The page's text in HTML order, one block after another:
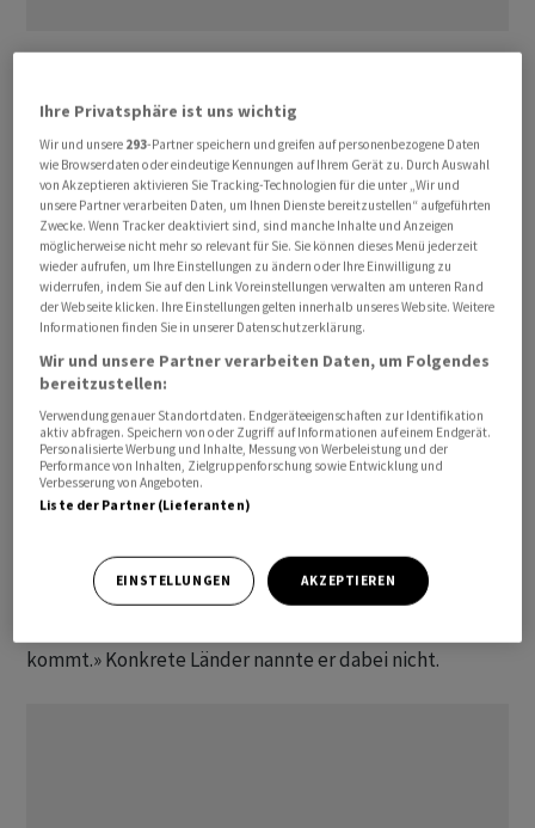
keine Ankündigung für Sie», fuhr Rubio fort.
Der US-Aussenminister verwies darauf, dass ein
internationales Bündnis unter der Führung Frankreichs
und Grossbritanniens bereits eine mögliche
Marinemission nach einem Ende der Kampfhandlungen
vorbereitet. Zugleich betonter er: «Aber wir brauchen
einen Plan B für den Fall, dass jemand schiesst - wie
öffnet man dann die Meerenge wieder?» Er wisse nicht,
ob das unbedingt eine Nato-Mission sein müsse, «aber
es wären sicherlich Nato-Länder, die dazu beitragen
können».
Rubio hob dabei hervor, dass die USA nicht auf Hilfe von
Staaten könnten es tun, aber es gibt Länder, die
Interesse daran bekundet haben, möglicherweise an so
kommt.» Konkrete Länder nannte er dabei nicht.
Ihre Privatsphäre ist uns wichtig
Wir und unsere 293-Partner speichern und greifen auf personenbezogene Daten
wie Browserdaten oder eindeutige Kennungen auf Ihrem Gerät zu. Durch Auswahl
von Akzeptieren aktivieren Sie Tracking-Technologien für die unter „Wir und
unsere Partner verarbeiten Daten, um Ihnen Dienste bereitzustellen“ aufgeführten
Zwecke. Wenn Tracker deaktiviert sind, sind manche Inhalte und Anzeigen
möglicherweise nicht mehr so relevant für Sie. Sie können dieses Menü jederzeit
wieder aufrufen, um Ihre Einstellungen zu ändern oder Ihre Einwilligung zu
widerrufen, indem Sie auf den Link Voreinstellungen verwalten am unteren Rand
der Webseite klicken. Ihre Einstellungen gelten innerhalb unseres Website. Weitere
Informationen finden Sie in unserer Datenschutzerklärung.
Wir und unsere Partner verarbeiten Daten, um Folgendes
bereitzustellen:
Verwendung genauer Standortdaten. Endgeräteeigenschaften zur Identifikation
aktiv abfragen. Speichern von oder Zugriff auf Informationen auf einem Endgerät.
Personalisierte Werbung und Inhalte, Messung von Werbeleistung und der
Performance von Inhalten, Zielgruppenforschung sowie Entwicklung und
Verbesserung von Angeboten.
Liste der Partner (Lieferanten)
EINSTELLUNGEN AKZEPTIEREN